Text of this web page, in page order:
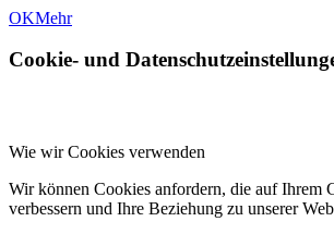
OKMehr
Cookie- und
Wie wir Cookies verwenden
Wir können Cookies anfordern, die auf Ihrem
verbessern und Ihre Beziehung zu unserer